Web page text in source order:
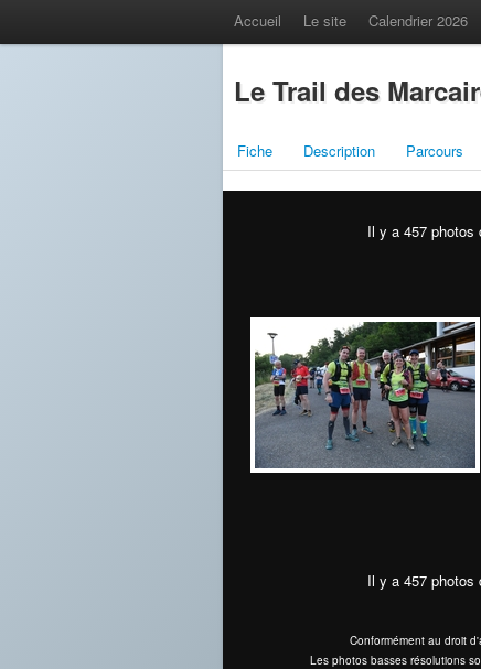
Accueil Le site Calendrier 2026
Le Trail des
Fiche
Description Parcours
Il y a 457 photos
Il y a 457 photos
Conformément au droit
Les photos basses résolutions